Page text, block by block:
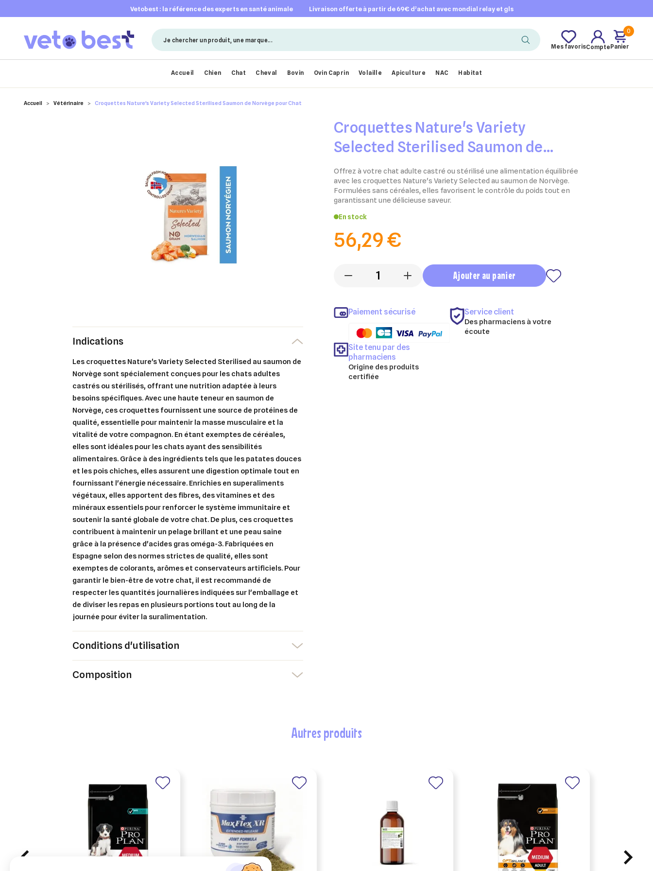
vetobest : la référence des experts en santé animale livraison offerte à partir de 69€ d’achat avec mondial relay et gls
Mes favorisCompte
0
Panier
Accueil Chien Chat Cheval Bovin Ovin Caprin Volaille Apiculture NAC Habitat
Accueil Vétérinaire Croquettes Nature's Variety Selected Sterilised Saumon de Norvège pour Chat
Croquettes Nature's Variety
Selected Sterilised Saumon de
Norvège pour Chat
Offrez à votre chat adulte castré ou stérilisé une alimentation équilibrée
avec les croquettes Nature's Variety Selected au saumon de Norvège.
Formulées sans céréales, elles favorisent le contrôle du poids tout en
garantissant une délicieuse saveur.
En stock
56,29 €
- + Ajouter au panier
Paiement sécurisé Service client
Des pharmaciens à votre
écoute
Site tenu par des
pharmaciens
Origine des produits
certifiée
Indications
Les croquettes Nature's Variety Selected Sterilised au saumon de
Norvège sont spécialement conçues pour les chats adultes
castrés ou stérilisés, offrant une nutrition adaptée à leurs
besoins spécifiques. Avec une haute teneur en saumon de
Norvège, ces croquettes fournissent une source de protéines de
qualité, essentielle pour maintenir la masse musculaire et la
vitalité de votre compagnon. En étant exemptes de céréales,
elles sont idéales pour les chats ayant des sensibilités
alimentaires. Grâce à des ingrédients tels que les patates douces
et les pois chiches, elles assurent une digestion optimale tout en
fournissant l'énergie nécessaire. Enrichies en superaliments
végétaux, elles apportent des fibres, des vitamines et des
minéraux essentiels pour renforcer le système immunitaire et
soutenir la santé globale de votre chat. De plus, ces croquettes
contribuent à maintenir un pelage brillant et une peau saine
grâce à la présence d'acides gras oméga-3. Fabriquées en
Espagne selon des normes strictes de qualité, elles sont
exemptes de colorants, arômes et conservateurs artificiels. Pour
garantir le bien-être de votre chat, il est recommandé de
respecter les quantités journalières indiquées sur l'emballage et
de diviser les repas en plusieurs portions tout au long de la
journée pour éviter la suralimentation.
Conditions d'utilisation
Composition
autres produits
Ajouter à ma liste d'envies
add_circle_outline
Créer une liste d'envies
Nom de la liste d'envies
Annuler Créer une liste d'envies
Vous devez être connecté pour ajouter des produits à votre liste d'envies.
Annuler Connexion